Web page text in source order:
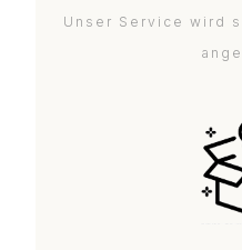
Unser Service wird